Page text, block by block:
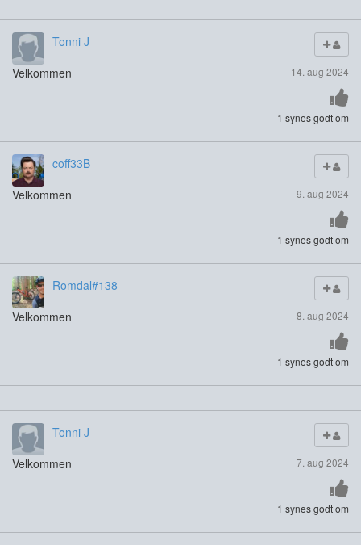
Tonni J
14. aug 2024
Velkommen
1 synes godt om
coff33B
9. aug 2024
Velkommen
1 synes godt om
Romdal#138
8. aug 2024
Velkommen
1 synes godt om
Tonni J
7. aug 2024
Velkommen
1 synes godt om